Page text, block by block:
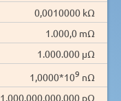
0,0010000 kΩ
1.000,0 mΩ
1.000.000 µΩ
1,0000*109 nΩ
1.000.000.000.000 pΩ